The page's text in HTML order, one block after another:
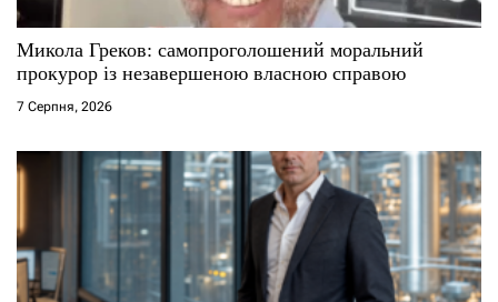
Микола Греков: самопроголошений моральний
прокурор із незавершеною власною справою
7 Серпня, 2026